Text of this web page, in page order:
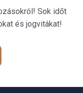
Sok időt
és jogvitákat!